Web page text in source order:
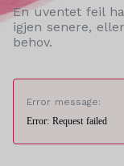
En uventet feil
igjen senere,
behov.
Error message:
Error: Request failed